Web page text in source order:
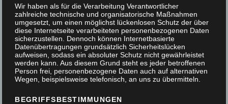
Wir haben als für die Verarbeitung Verantwortlicher
zahlreiche technische und organisatorische Maßnahmen
umgesetzt, um einen möglichst lückenlosen Schutz der über
diese Internetseite verarbeiteten personenbezogenen Daten
sicherzustellen. Dennoch können Internetbasierte
Datenübertragungen grundsätzlich Sicherheitslücken
aufweisen, sodass ein absoluter Schutz nicht gewährleistet
werden kann. Aus diesem Grund steht es jeder betroffenen
Person frei, personenbezogene Daten auch auf alternativen
Wegen, beispielsweise telefonisch, an uns zu übermitteln.
BEGRIFFSBESTIMMUNGEN